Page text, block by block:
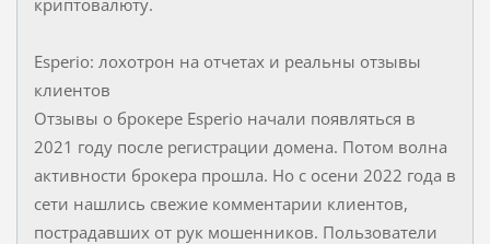
Esperio: лохотрон на отчетах и реальны отзывы
клиентов
Отзывы о брокере Esperio начали появляться в
2021 году после регистрации домена. Потом волна
активности брокера прошла. Но с осени 2022 года в
сети нашлись свежие комментарии клиентов,
пострадавших от рук мошенников. Пользователи